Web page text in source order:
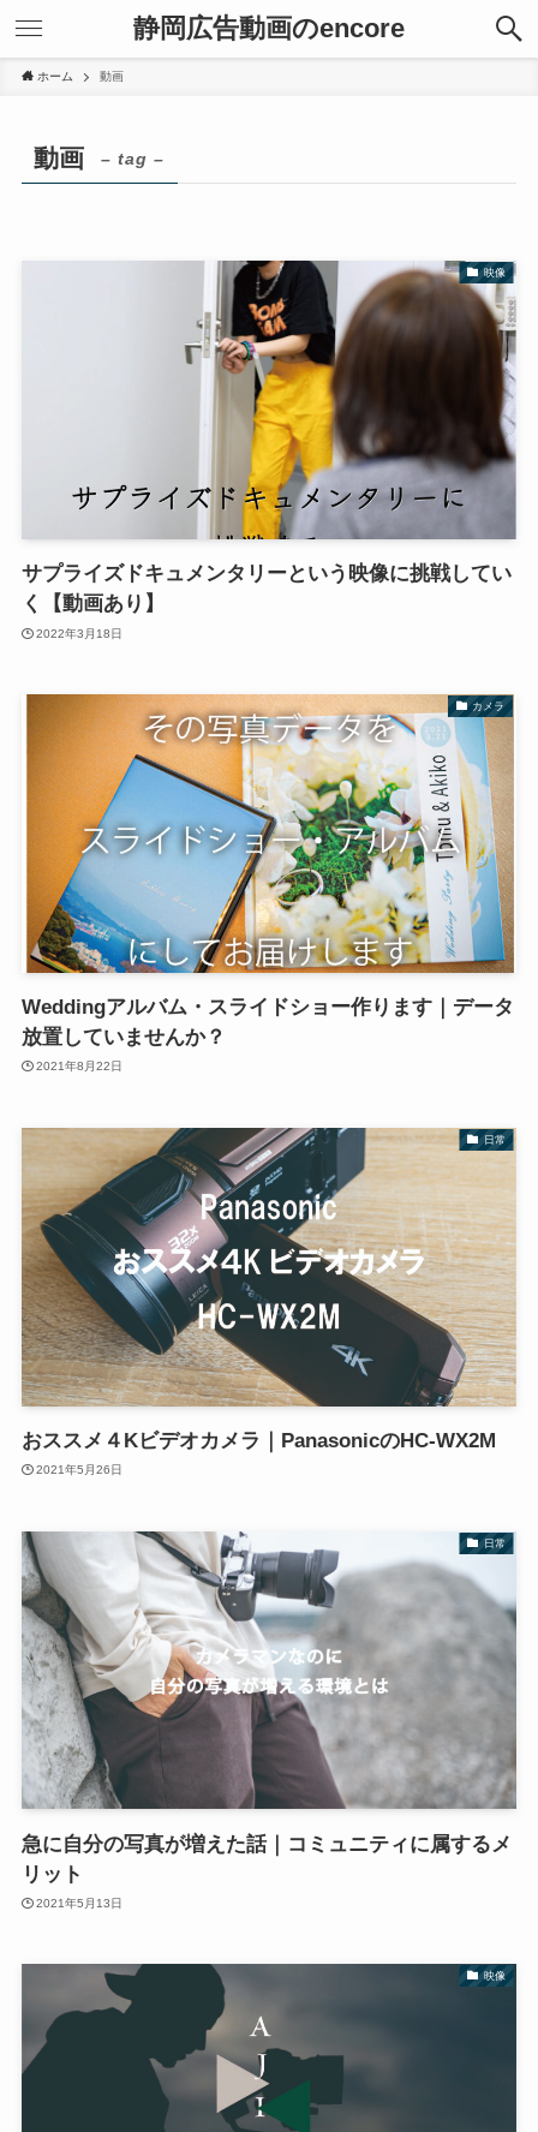
静岡広告動画のencore
ホーム 動画
動画 – tag –
映像
サプライズドキュメンタリーという映像に挑戦してい
く【動画あり】
2022年3月18日
カメラ
Weddingアルバム・スライドショー作ります｜データ
放置していませんか？
2021年8月22日
日常
おススメ４Kビデオカメラ｜PanasonicのHC-WX2M
2021年5月26日
日常
急に自分の写真が増えた話｜コミュニティに属するメ
リット
2021年5月13日
映像